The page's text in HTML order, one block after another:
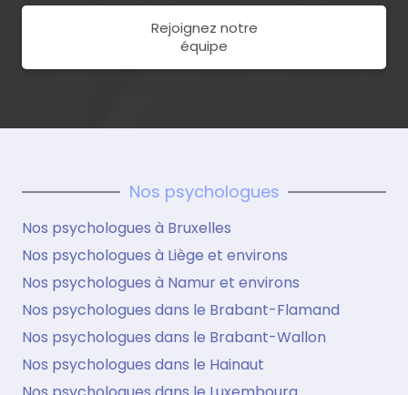
Rejoignez notre
équipe
Nos psychologues
Nos psychologues à Bruxelles
Nos psychologues à Liège et environs
Nos psychologues à Namur et environs
Nos psychologues dans le Brabant-Flamand
Nos psychologues dans le Brabant-Wallon
Nos psychologues dans le Hainaut